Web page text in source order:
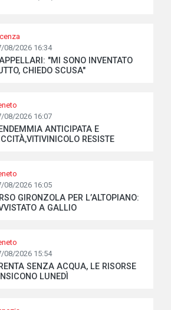
08/2026 16:34
"MI SONO INVENTATO
CHIEDO SCUSA"
08/2026 16:07
ANTICIPATA E
RESISTE
08/2026 16:05
GIRONZOLA PER L’ALTOPIANO:
A GALLIO
08/2026 15:54
SENZA ACQUA, LE RISORSE
LUNEDÌ